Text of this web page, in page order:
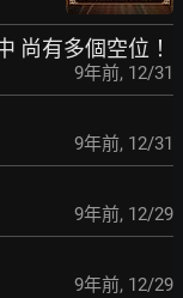
尚有多個空位！
9年前, 12/31
9年前, 12/31
9年前, 12/29
9年前, 12/29